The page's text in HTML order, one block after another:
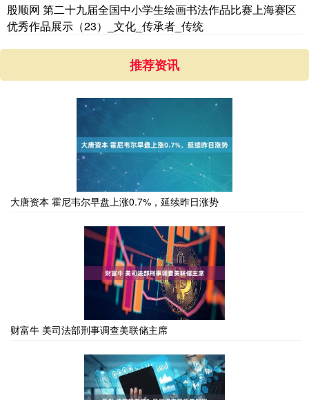
股顺网 第二十九届全国中小学生绘画书法作品比赛上海赛区
优秀作品展示（23）_文化_传承者_传统
推荐资讯
大唐资本 霍尼韦尔早盘上涨0.7%，延续昨日涨势
财富牛 美司法部刑事调查美联储主席